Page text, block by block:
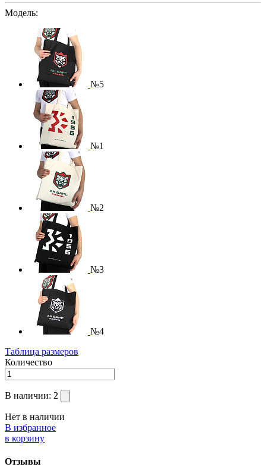
Модель:
№5
№1
№2
№3
№4
Таблица размеров
Количество
В наличии: 2
Нет в наличии
В избранное
в корзину
Отзывы